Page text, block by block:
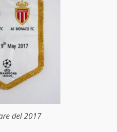
del 2017